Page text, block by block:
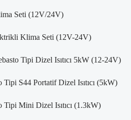
Seti (12V/24V)
Klima Seti (12V-24V)
Tipi Dizel Isıtıcı 5kW (12-24V)
Tipi S44 Portatif Dizel Isıtıcı (5kW)
Tipi Mini Dizel Isıtıcı (1.3kW)